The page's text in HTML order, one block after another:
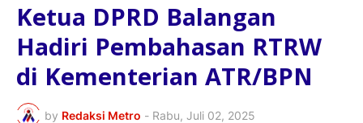
Ketua DPRD Balangan
Hadiri Pembahasan RTRW
di Kementerian ATR/BPN
by Redaksi Metro - Rabu, Juli 02, 2025